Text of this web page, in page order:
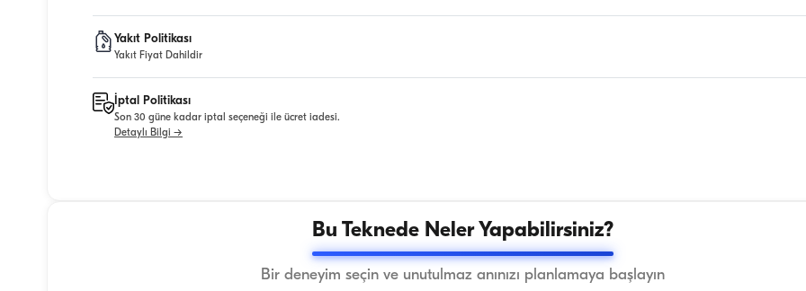
Yakıt Politikası
Yakıt Fiyat Dahildir
İptal Politikası
Son 30 güne kadar iptal seçeneği ile ücret iadesi.
Detaylı Bilgi →
Bu Teknede Neler Yapabilirsiniz?
Bir deneyim seçin ve unutulmaz anınızı planlamaya başlayın